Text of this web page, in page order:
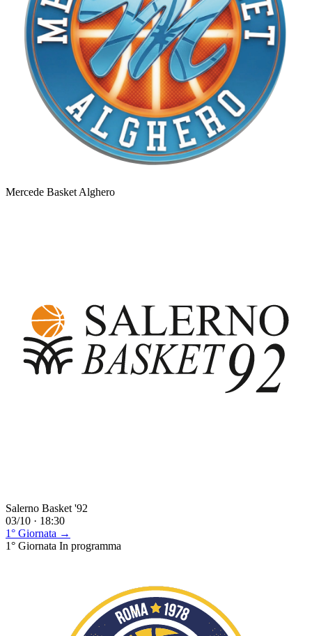
Mercede Basket Alghero
Salerno Basket '92
03/10 · 18:30
1° Giornata →
1° Giornata In programma